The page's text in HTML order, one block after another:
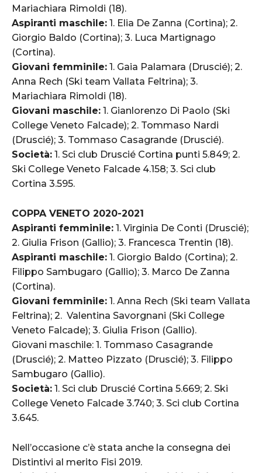
Mariachiara Rimoldi (18).
Aspiranti maschile: 1. Elia De Zanna (Cortina); 2.
Giorgio Baldo (Cortina); 3. Luca Martignago
(Cortina).
Giovani femminile: 1. Gaia Palamara (Druscié); 2.
Anna Rech (Ski team Vallata Feltrina); 3.
Mariachiara Rimoldi (18).
Giovani maschile: 1. Gianlorenzo Di Paolo (Ski
College Veneto Falcade); 2. Tommaso Nardi
(Druscié); 3. Tommaso Casagrande (Druscié).
Società: 1. Sci club Druscié Cortina punti 5.849; 2.
Ski College Veneto Falcade 4.158; 3. Sci club
Cortina 3.595.
COPPA VENETO 2020-2021
Aspiranti femminile: 1. Virginia De Conti (Druscié);
2. Giulia Frison (Gallio); 3. Francesca Trentin (18).
Aspiranti maschile: 1. Giorgio Baldo (Cortina); 2.
Filippo Sambugaro (Gallio); 3. Marco De Zanna
(Cortina).
Giovani femminile: 1. Anna Rech (Ski team Vallata
Feltrina); 2. Valentina Savorgnani (Ski College
Veneto Falcade); 3. Giulia Frison (Gallio).
Giovani maschile: 1. Tommaso Casagrande
(Druscié); 2. Matteo Pizzato (Druscié); 3. Filippo
Sambugaro (Gallio).
Società: 1. Sci club Druscié Cortina 5.669; 2. Ski
College Veneto Falcade 3.740; 3. Sci club Cortina
3.645.
Nell’occasione c’è stata anche la consegna dei
Distintivi al merito Fisi 2019.